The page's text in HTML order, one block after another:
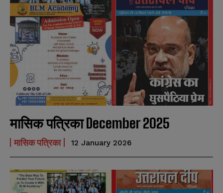
मासिक पत्रिका December 2025
मासिक पत्रिका 12 January 2026